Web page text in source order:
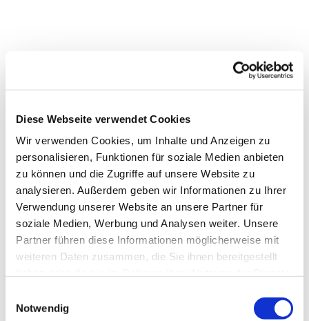
Diese Webseite verwendet Cookies
Wir verwenden Cookies, um Inhalte und Anzeigen zu
personalisieren, Funktionen für soziale Medien anbieten
zu können und die Zugriffe auf unsere Website zu
analysieren. Außerdem geben wir Informationen zu Ihrer
Verwendung unserer Website an unsere Partner für
soziale Medien, Werbung und Analysen weiter. Unsere
Partner führen diese Informationen möglicherweise mit
weiteren Daten zusammen, die Sie ihnen bereitgestellt
Notwendig
Dies könnte Sie auch
interessieren